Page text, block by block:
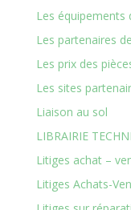
Les équipements
Les partenaires
Les prix des
Les sites
Liaison au sol
LIBRAIRIE
Litiges achat –
Litiges Achats-